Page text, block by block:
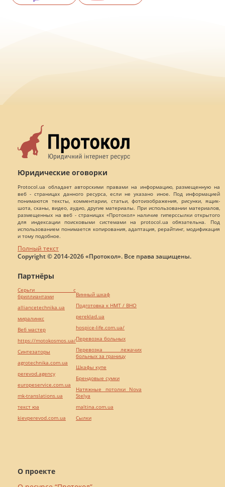
Юридические оговорки
Protocol.ua обладает авторскими правами на информацию, размещенную на
веб - страницах данного ресурса, если не указано иное. Под информацией
понимаются тексты, комментарии, статьи, фотоизображения, рисунки, ящик-
шота, сканы, видео, аудио, другие материалы. При использовании материалов,
размещенных на веб - страницах «Протокол» наличие гиперссылки открытого
для индексации поисковыми системами на protocol.ua обязательна. Под
использованием понимается копирования, адаптация, рерайтинг, модификация
и тому подобное.
Полный текст
Copyright © 2014-2026 «Протокол». Все права защищены.
О проекте
Партнёры
Серьги с
бриллиантами
alliancetechnika.ua
миралинкс
Веб мастер
https://motokosmos.ua/
Синтезаторы
agrotechnika.com.ua
perevod.agency
europeservice.com.ua
mk-translations.ua
текст юа
kievperevod.com.ua
Винный шкаф
Подготовка к НМТ / ВНО
pereklad.ua
hospice-life.com.ua/
Перевозка больных
Перевозка лежачих
больных за границу
Шкафы купе
Брендовые сумки
Натяжные потолки Nova
Stelya
maltina.com.ua
Cылки